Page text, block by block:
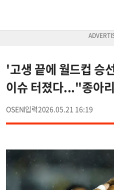
'고생 끝에 월드컵 승
이슈 터졌다..."종아
OSEN 2026.05.21 16:19